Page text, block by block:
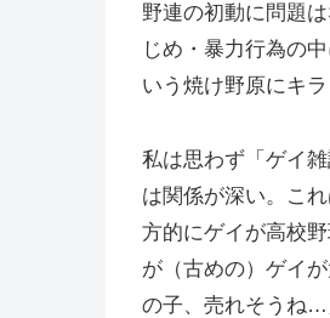
野連の初動に問題
じめ・暴力行為の
いう焼け野原にキ
私は思わず「ゲイ
は関係が深い。こ
方的にゲイが高校
が（古めの）ゲイ
の子、売れそうね…